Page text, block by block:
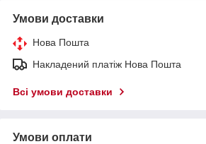
Умови доставки
Нова Пошта
Накладений платіж Нова Пошта
Всі умови доставки
Умови оплати